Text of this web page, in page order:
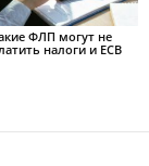
ФЛП могут не
налоги и ЕСВ